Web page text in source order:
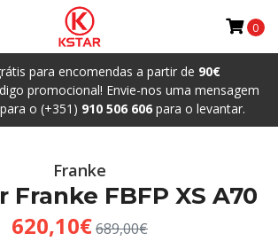
para encomendas a partir de 90€
promocional! Envie-nos uma mensagem
o (+351) 910 506 606para o levantar.
0
Franke
Franke FBFP XS A70
620,10€689,00€